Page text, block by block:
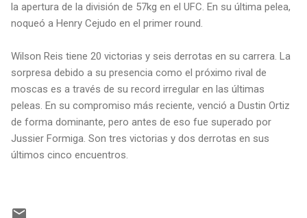
la apertura de la división de 57kg en el UFC. En su última pelea,
noqueó a Henry Cejudo en el primer round.
Wilson Reis tiene 20 victorias y seis derrotas en su carrera. La
sorpresa debido a su presencia como el próximo rival de
moscas es a través de su record irregular en las últimas
peleas. En su compromiso más reciente, venció a Dustin Ortiz
de forma dominante, pero antes de eso fue superado por
Jussier Formiga. Son tres victorias y dos derrotas en sus
últimos cinco encuentros.